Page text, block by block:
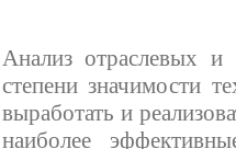
Анализ отраслевых
степени значимости
выработать и
наиболее